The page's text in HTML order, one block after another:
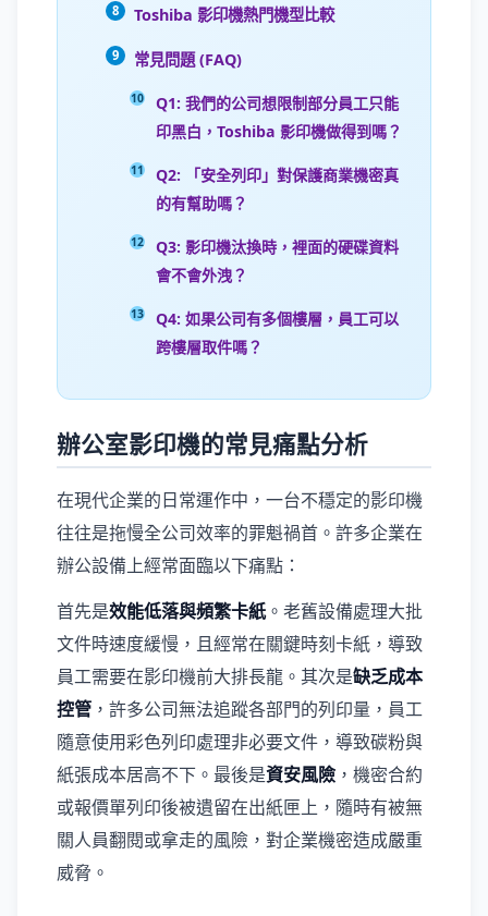
Toshiba 影印機熱門機型比較
常見問題 (FAQ)
Q1: 我們的公司想限制部分員工只能
印黑白，Toshiba 影印機做得到嗎？
Q2: 「安全列印」對保護商業機密真
的有幫助嗎？
Q3: 影印機汰換時，裡面的硬碟資料
會不會外洩？
Q4: 如果公司有多個樓層，員工可以
跨樓層取件嗎？
辦公室影印機的常見痛點分析
在現代企業的日常運作中，一台不穩定的影印機
往往是拖慢全公司效率的罪魁禍首。許多企業在
辦公設備上經常面臨以下痛點：
首先是效能低落與頻繁卡紙。老舊設備處理大批
文件時速度緩慢，且經常在關鍵時刻卡紙，導致
員工需要在影印機前大排長龍。其次是缺乏成本
控管 ，許多公司無法追蹤各部門的列印量，員工
隨意使用彩色列印處理非必要文件，導致碳粉與
紙張成本居高不下。最後是資安風險 ，機密合約
或報價單列印後被遺留在出紙匣上，隨時有被無
關人員翻閱或拿走的風險，對企業機密造成嚴重
威脅。